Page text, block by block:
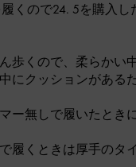
くので24. 5を購入
歩くので、柔らかい
にクッションがある
ー無しで履いたとき
履くときは厚手のタ